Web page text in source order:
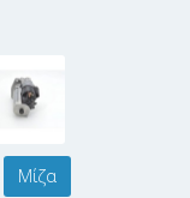
Μίζα